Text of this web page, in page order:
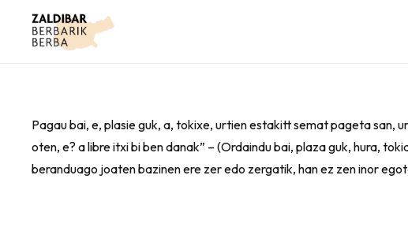
Pagau bai, e, plasie guk, a, tokixe, urtien estakitt semat pageta san,
oten, e? a libre itxi bi ben danak” – (Ordaindu bai, plaza guk, hura,
beranduago joaten bazinen ere zer edo zergatik, han ez zen inor